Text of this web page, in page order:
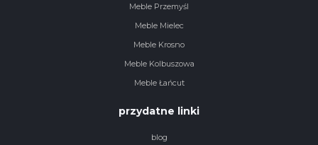
Meble Przemyśl
Meble Mielec
Meble Krosno
Meble Kolbuszowa
Meble Łańcut
przydatne linki
blog